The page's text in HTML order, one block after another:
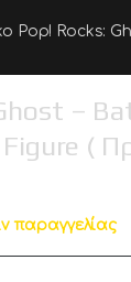
Pop! Rocks:
–
(
παραγγελίας